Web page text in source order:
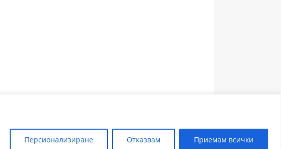
Персионализиране Отказвам Приемам всички
ЗЪБОЛЕКАР ПЛОВДИВ